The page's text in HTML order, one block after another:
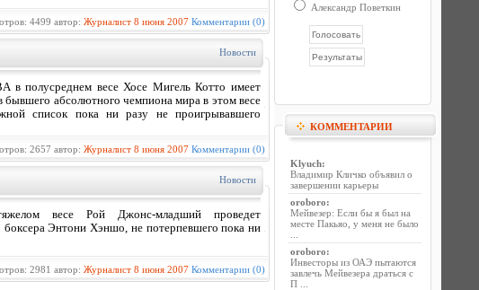
4499 автор: Журналист 8 июня 2007 Комментарии (0)
Новости
в полусреднем весе Хосе Мигель Котто имеет
абсолютного чемпиона мира в этом весе
список пока ни разу не проигрывавшего
2657 автор: Журналист 8 июня 2007 Комментарии (0)
Новости
весе Рой Джонс-младший проведет
боксера Энтони Хэншо, не потерпевшего пока ни
2981 автор: Журналист 8 июня 2007 Комментарии (0)
Александр Поветкин
КОММЕНТАРИИ
Klyuch:
Владимир Кличко объявил о
завершении карьеры
oroboro:
Мейвезер: Если бы я был на
месте Пакьяо, у меня не было
oroboro:
Инвесторы из ОАЭ пытаются
завлечь Мейвезера драться с
П ...